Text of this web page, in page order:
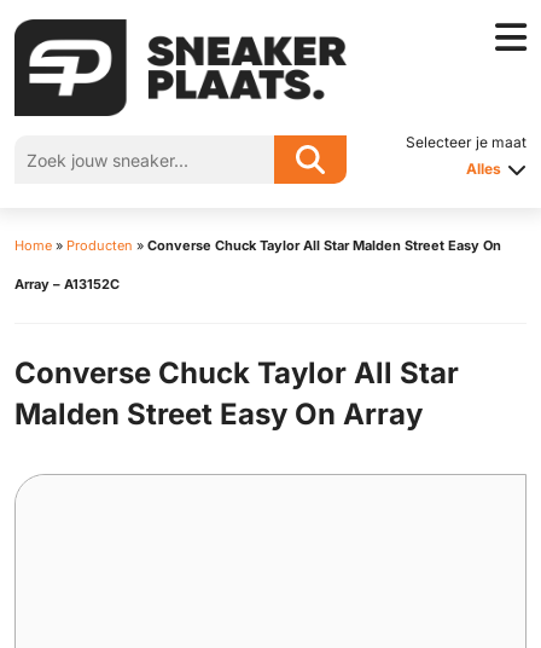
Selecteer je maat
Alles
Home » Producten » Converse Chuck Taylor All Star Malden Street Easy On
Array – A13152C
Converse Chuck Taylor All Star
Malden Street Easy On Array